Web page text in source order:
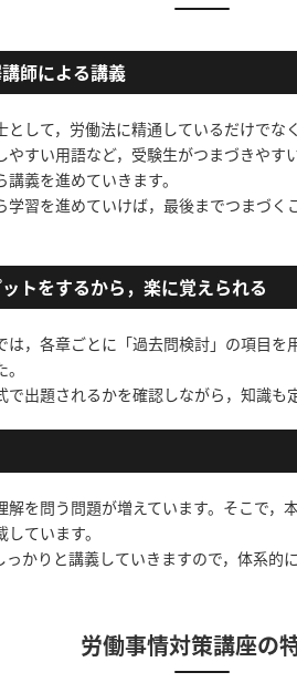
師による講義
として，労働法に精通しているだけでな
すい用語など，受験生がつまづきやす
義を進めていきます。
学習を進めていけば，最後までつまづ
トをするから，楽に覚えられる
，各章ごとに「過去問検討」の項目を
出題されるかを確認しながら，知識も
を問う問題が増えています。そこで，
ています。
かりと講義していきますので，体系的
労働事情対策講座の